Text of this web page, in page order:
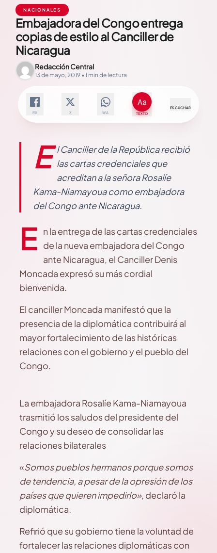
NACIONALES
Embajadora del Congo entrega
copias de estilo al Canciller de
Nicaragua
Redacción Central
13 de mayo, 2019 • 1 min de lectura
FB X WA TEXTO
ESCUCHAR
E l Canciller de la República recibió
las cartas credenciales que
acreditan a la señora Rosalíe
Kama-Niamayoua como embajadora
del Congo ante Nicaragua.
E n la entrega de las cartas credenciales
de la nueva embajadora del Congo
ante Nicaragua, el Canciller Denis
Moncada expresó su más cordial
bienvenida.
El canciller Moncada manifestó que la
presencia de la diplomática contribuirá al
mayor fortalecimiento de las históricas
relaciones con el gobierno y el pueblo del
Congo.
La embajadora Rosalíe Kama-Niamayoua
trasmitió los saludos del presidente del
Congo y su deseo de consolidar las
relaciones bilaterales
«Somos pueblos hermanos porque somos
de tendencia, a pesar de la opresión de los
países que quieren impedirlo», declaró la
diplomática.
Refirió que su gobierno tiene la voluntad de
fortalecer las relaciones diplomáticas con